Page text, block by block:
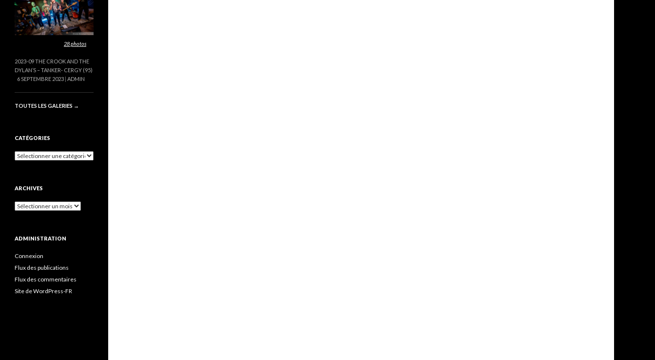
28 photos
2023-09 THE CROOK AND THE
DYLAN’S – TANKER- CERGY (95)
6 SEPTEMBRE 2023 ADMIN
TOUTES LES GALERIES →
CATÉGORIES
Catégories
ARCHIVES
Archives
ADMINISTRATION
Connexion
Flux des publications
Flux des commentaires
Site de WordPress-FR